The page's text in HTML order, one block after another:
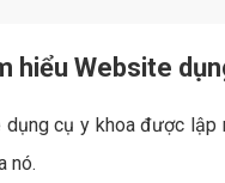
hiểu Website
cụ y khoa được lập
nó.